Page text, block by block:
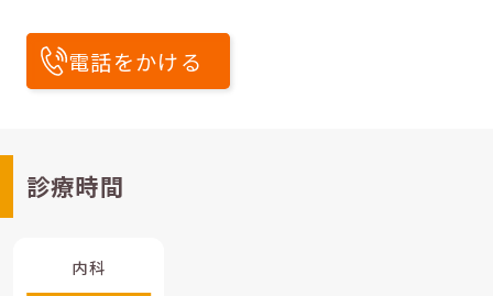
電話をかける
診療時間
内科